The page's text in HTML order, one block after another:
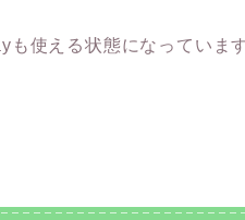
使える状態になっています